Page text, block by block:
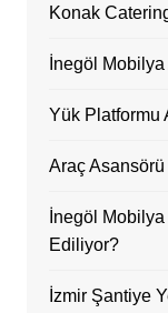
Konak
İnegöl Mobilya
Yük Platformu
Araç
İnegöl
Ediliyor?
İzmir Şantiye